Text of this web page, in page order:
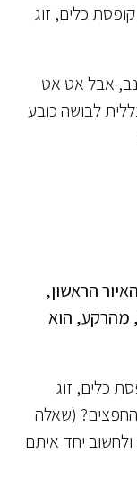
כלים, זוג
אבל אט אט
לבושה כובע
הראשון,
הוא
זוג
(שאלה
יחד איתם